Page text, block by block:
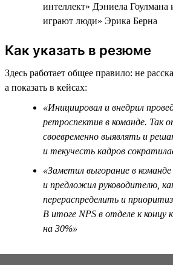
интеллект» Дэниела
играют люди» Эрика Берна
Как указать в резюме
Здесь работает общее правило: не
а показать в кейсах:
«Инициировал и внедрил
ретроспектив в команде. Так
своевременно выявлять и
и текучесть кадров
«Заметил выгорание в команде
и предложил руководителю,
перераспределить и
В итоге NPS в отделе к концу
на 30%»